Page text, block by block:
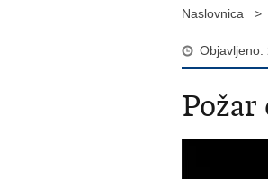
Naslovnica >
Objavljeno: